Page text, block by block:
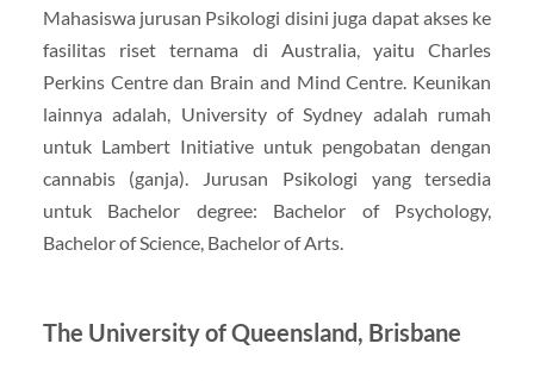
Mahasiswa jurusan Psikologi disini juga dapat akses ke
fasilitas riset ternama di Australia, yaitu Charles
Perkins Centre dan Brain and Mind Centre. Keunikan
lainnya adalah, University of Sydney adalah rumah
untuk Lambert Initiative untuk pengobatan dengan
cannabis (ganja). Jurusan Psikologi yang tersedia
untuk Bachelor degree: Bachelor of Psychology,
Bachelor of Science, Bachelor of Arts.
The University of Queensland, Brisbane